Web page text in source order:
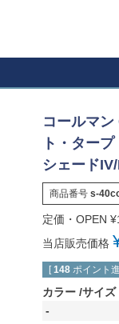
コールマ
ト・ター
シェード
商品番号 s-
定価・OPEN ¥
当店販売価格
[ 148 ポイント
カラー サイズ
-